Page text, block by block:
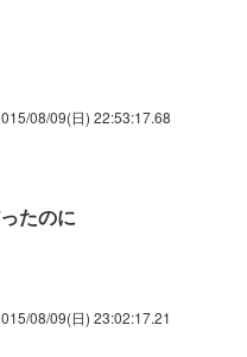
08/09(日) 22:53:17.68
たのに
08/09(日) 23:02:17.21